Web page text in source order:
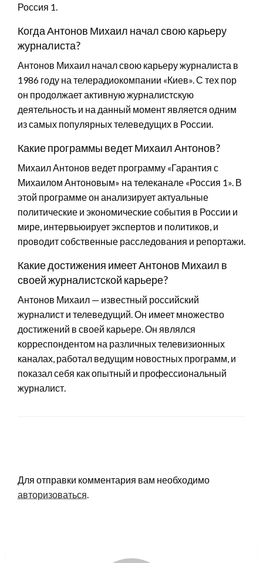
Россия 1.
Когда Антонов Михаил начал свою карьеру
журналиста?
Антонов Михаил начал свою карьеру журналиста в
1986 году на телерадиокомпании «Киев». С тех пор
он продолжает активную журналистскую
деятельность и на данный момент является одним
из самых популярных телеведущих в России.
Какие программы ведет Михаил Антонов?
Михаил Антонов ведет программу «Гарантия с
Михаилом Антоновым» на телеканале «Россия 1». В
этой программе он анализирует актуальные
политические и экономические события в России и
мире, интервьюирует экспертов и политиков, и
проводит собственные расследования и репортажи.
Какие достижения имеет Антонов Михаил в
своей журналистской карьере?
Антонов Михаил — известный российский
журналист и телеведущий. Он имеет множество
достижений в своей карьере. Он являлся
корреспондентом на различных телевизионных
каналах, работал ведущим новостных программ, и
показал себя как опытный и профессиональный
журналист.
Для отправки комментария вам необходимо
авторизоваться.